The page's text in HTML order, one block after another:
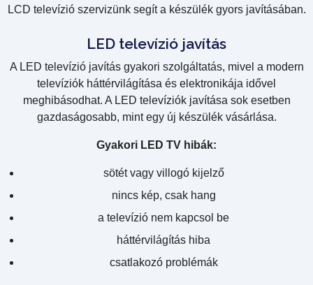
LCD televízió szervizünk segít a készülék gyors javításában.
LED televízió javítás
A LED televízió javítás gyakori szolgáltatás, mivel a modern
televíziók háttérvilágítása és elektronikája idővel
meghibásodhat. A LED televíziók javítása sok esetben
gazdaságosabb, mint egy új készülék vásárlása.
Gyakori LED TV hibák:
sötét vagy villogó kijelző
nincs kép, csak hang
a televízió nem kapcsol be
háttérvilágítás hiba
csatlakozó problémák